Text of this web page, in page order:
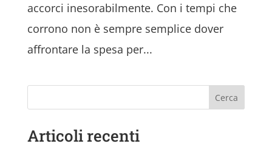
accorci inesorabilmente. Con i tempi che
corrono non è sempre semplice dover
affrontare la spesa per...
Cerca
Articoli recenti